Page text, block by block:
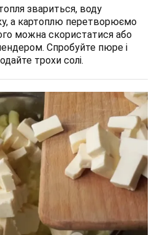
звариться, воду
а картоплю перетворюємо
можна скористатися або
Спробуйте пюре і
трохи солі.